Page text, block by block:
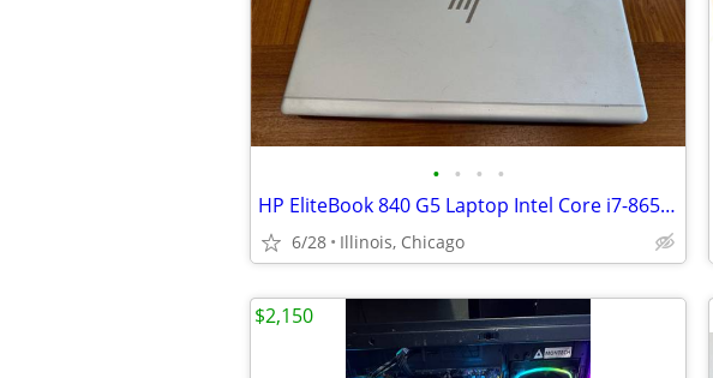
• • • •
HP EliteBook 840 G5 Laptop Intel Core i7-8650U 16GB 512ssd 14'
6/28 Illinois, Chicago
$2,150